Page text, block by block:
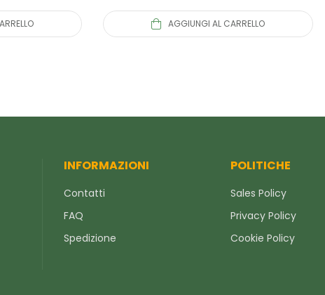
AGGIUNGI AL CARRELLO
INFORMAZIONI
Contatti
FAQ
Spedizione
POLITICHE
Sales Policy
Privacy Policy
Cookie Policy